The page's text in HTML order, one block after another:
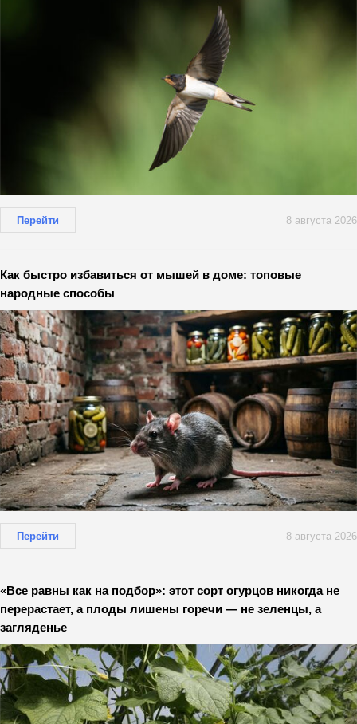
Перейти 8 августа 2026
Как быстро избавиться от мышей в доме: топовые
народные способы
Перейти 8 августа 2026
«Все равны как на подбор»: этот сорт огурцов никогда не
перерастает, а плоды лишены горечи — не зеленцы, а
загляденье